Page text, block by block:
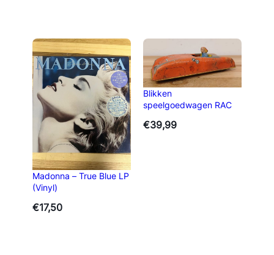
Madonna – True Blue LP
(Vinyl)
€17,50
Blikken
speelgoedwagen RAC
€39,99